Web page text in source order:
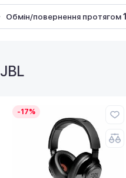
Обмін/повернення протягом
JBL
-17%